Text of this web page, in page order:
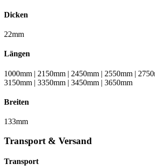
Dicken
22mm
Längen
1000mm | 2150mm | 2450mm | 2550mm |
3150mm | 3350mm | 3450mm | 3650mm
Breiten
133mm
Transport & Versand
Transport